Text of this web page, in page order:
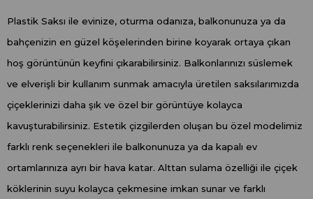
Plastik Saksı ile evinize, oturma odanıza, balkonunuza ya da
bahçenizin en güzel köşelerinden birine koyarak ortaya çıkan
hoş görüntünün keyfini çıkarabilirsiniz. Balkonlarınızı süslemek
ve elverişli bir kullanım sunmak amacıyla üretilen saksılarımızda
çiçeklerinizi daha şık ve özel bir görüntüye kolayca
kavuşturabilirsiniz. Estetik çizgilerden oluşan bu özel modelimiz
farklı renk seçenekleri ile balkonunuza ya da kapalı ev
ortamlarınıza ayrı bir hava katar. Alttan sulama özelliği ile çiçek
köklerinin suyu kolayca çekmesine imkan sunar ve farklı